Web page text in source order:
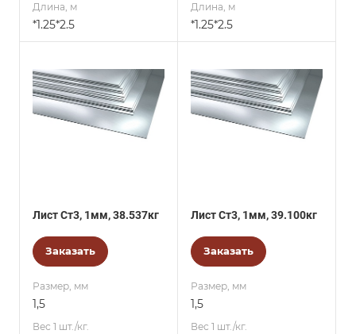
Длина, м
*1.25*2.5
Длина, м
*1.25*2.5
Лист Ст3, 1мм, 38.537кг
Заказать
Размер, мм
1,5
Вес 1 шт./кг.
Лист Ст3, 1мм, 39.100кг
Заказать
Размер, мм
1,5
Вес 1 шт./кг.